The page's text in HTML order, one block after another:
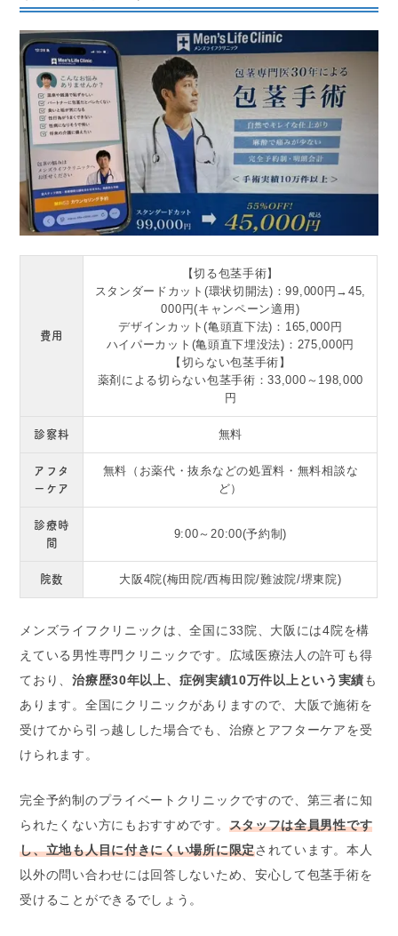
費用
【切る包茎手術】
スタンダードカット(環状切開法)：99,000円→45,
000円(キャンペーン適用)
デザインカット(亀頭直下法)：165,000円
ハイパーカット(亀頭直下埋没法)：275,000円
【切らない包茎手術】
薬剤による切らない包茎手術：33,000～198,000
円
診察料 無料
アフタ
ーケア
無料（お薬代・抜糸などの処置料・無料相談な
ど）
診療時
間
9:00～20:00(予約制)
院数 大阪4院(梅田院/西梅田院/難波院/堺東院)
メンズライフクリニックは、全国に33院、大阪には4院を構
えている男性専門クリニックです。広域医療法人の許可も得
ており、治療歴30年以上、症例実績10万件以上という実績も
あります。全国にクリニックがありますので、大阪で施術を
受けてから引っ越しした場合でも、治療とアフターケアを受
けられます。
完全予約制のプライベートクリニックですので、第三者に知
られたくない方にもおすすめです。 スタッフは全員男性です
し、立地も人目に付きにくい場所に限定されています。本人
以外の問い合わせには回答しないため、安心して包茎手術を
受けることができるでしょう。